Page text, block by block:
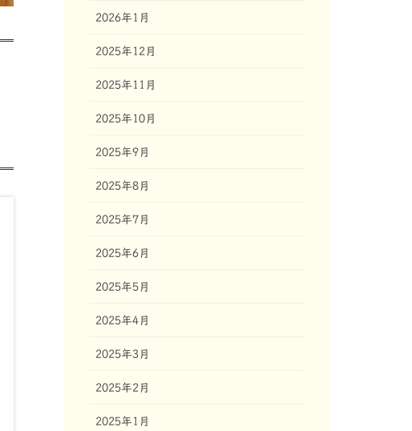
2026年1月
2025年12月
2025年11月
2025年10月
2025年9月
2025年8月
2025年7月
2025年6月
2025年5月
2025年4月
2025年3月
2025年2月
2025年1月